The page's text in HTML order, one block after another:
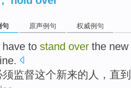
句 原声例句 权威例句
have to stand over the new
.
须监督这个新来的 人 ， 直到